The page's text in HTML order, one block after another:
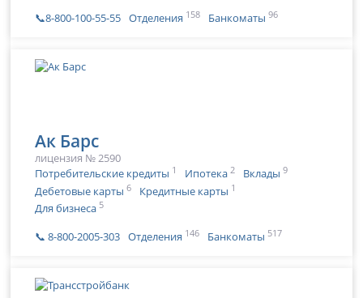
📞8-800-100-55-55 Отделения 158 Банкоматы 96
Ак Барс
лицензия № 2590
Потребительские кредиты 1 Ипотека 2 Вклады 9
Дебетовые карты 6 Кредитные карты 1
Для бизнеса 5
📞 8-800-2005-303 Отделения 146 Банкоматы 517